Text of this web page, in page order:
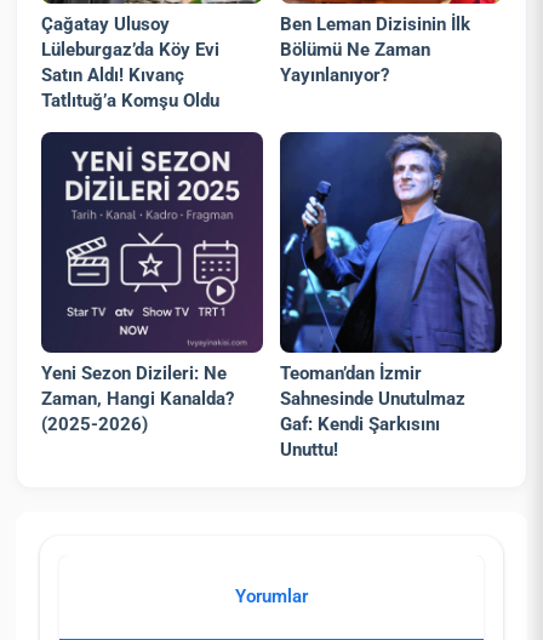
Çağatay Ulusoy
Lüleburgaz’da Köy Evi
Satın Aldı! Kıvanç
Tatlıtuğ’a Komşu Oldu
Ben Leman Dizisinin İlk
Bölümü Ne Zaman
Yayınlanıyor?
Yeni Sezon Dizileri: Ne
Zaman, Hangi Kanalda?
(2025-2026)
Teoman’dan İzmir
Sahnesinde Unutulmaz
Gaf: Kendi Şarkısını
Unuttu!
Yorumlar